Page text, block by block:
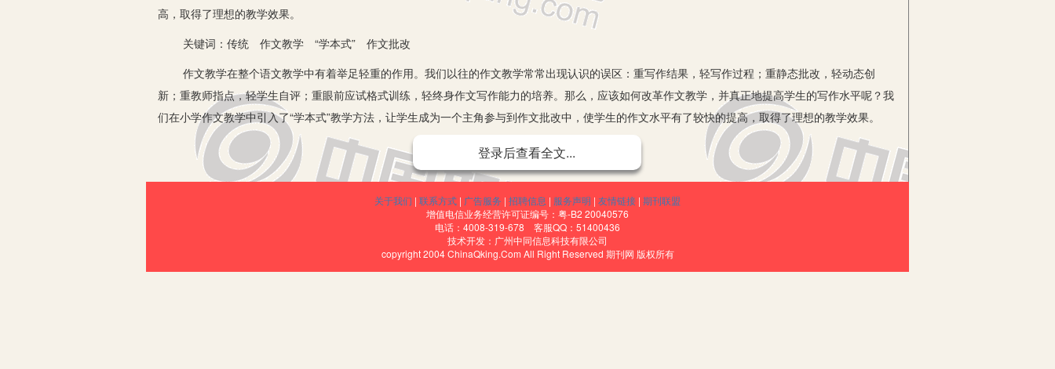
高，取得了理想的教学效果。
关键词：传统 作文教学 “学本式” 作文批改
作文教学在整个语文教学中有着举足轻重的作用。我们以往的作文教学常常出现认识的误区：重写作结果，轻写作过程；重静态批改，轻动态创
新；重教师指点，轻学生自评；重眼前应试格式训练，轻终身作文写作能力的培养。那么，应该如何改革作文教学，并真正地提高学生的写作水平呢？我
们在小学作文教学中引入了“学本式”教学方法，让学生成为一个主角参与到作文批改中，使学生的作文水平有了较快的提高，取得了理想的教学效果。
一、“学本式”作文批改的具体做法
学生作文不但是作文能力的体现，也是其世界观、人生观的集中表现。所以教师的作文评语不但要在写作方法上进行指导，更重要的是要在学生的
道德品质、为人处世等诸多方面进行引导。“授人以鱼，不如授人以渔。”《语文课程标准》要求通过作文教学使学生“养成修改自己作文的习惯，修改时能
借助语感和语法修辞常识，做到文从字顺。能与他人交流写作心得，互相评改作文以分享感受，沟通见解”。
指导学生批改作文时，除用传统的“删、增、调、换”等方法外，还要让学生学会旁批，指导学生运用说明式、评述式、提示式等方法。在课堂教学形
式上，以学生“动”为主体，以教师的“导”为媒体，以课堂反馈为载体，教师学生形成“环”式交流。上课多以小组自学、互学、展学讨论推选中心发言人为模
登录后查看全文...
关于我们 | 联系方式 | 广告服务 | 招聘信息 | 服务声明 | 友情链接 | 期刊联盟
增值电信业务经营许可证编号：粤-B2 20040576
电话：4008-319-678 客服QQ：51400436
技术开发：广州中同信息科技有限公司
copyright 2004 ChinaQking.Com All Right Reserved 期刊网 版权所有